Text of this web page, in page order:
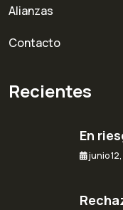
Alianzas
Contacto
Recientes
En
junio